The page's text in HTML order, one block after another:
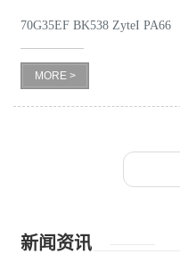
70G35EF BK538 ZyteI PA66
MORE >
新闻资讯